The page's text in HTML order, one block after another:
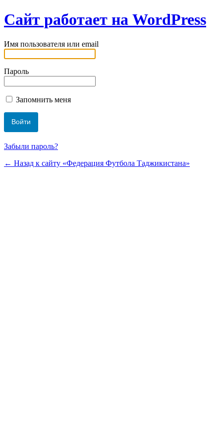
Сайт работает на WordPress
Имя пользователя или email
Пароль
Запомнить меня
Забыли пароль?
← Назад к сайту «Федерация Футбола Таджикистана»